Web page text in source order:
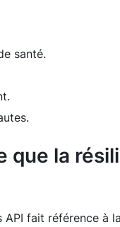
santé.
que la
API fait référence à